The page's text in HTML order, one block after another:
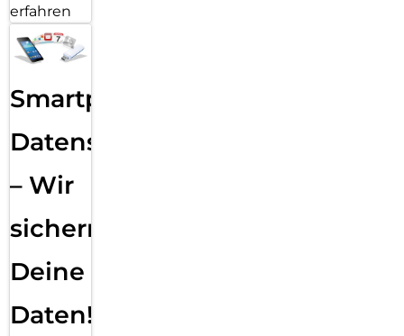
erfahren
Smartphone
Datensicherung
– Wir
sichern
Deine
Daten!